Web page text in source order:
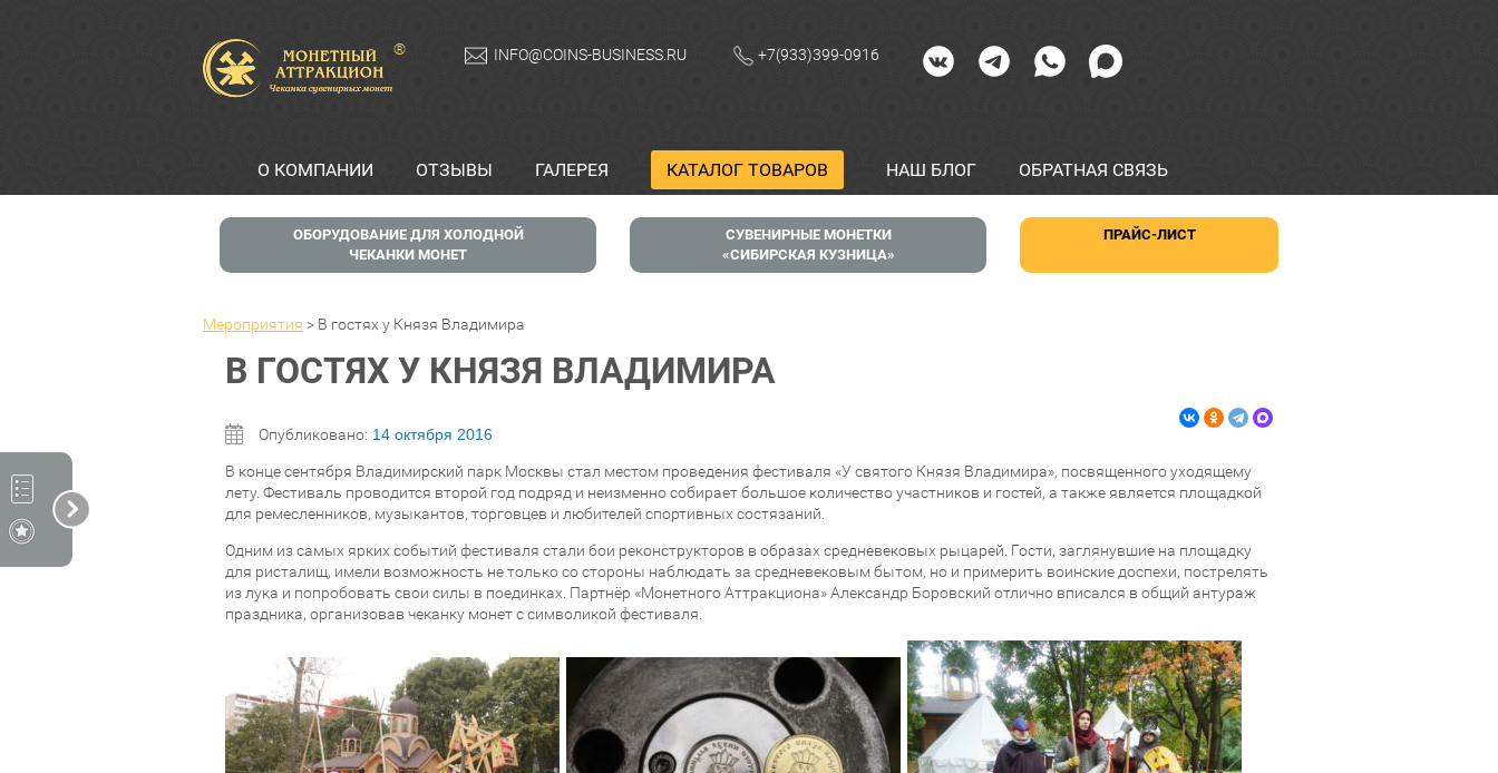
® INFO@COINS-BUSINESS.RU +7(933)399-0916
О КОМПАНИИ ОТЗЫВЫ ГАЛЕРЕЯ КАТАЛОГ ТОВАРОВ НАШ БЛОГ ОБРАТНАЯ СВЯЗЬ
ОБОРУДОВАНИЕ ДЛЯ ХОЛОДНОЙ
ЧЕКАНКИ МОНЕТ
СУВЕНИРНЫЕ МОНЕТКИ
СИБИРСКАЯ КУЗНИЦА
ПРАЙС-ЛИСТ
Мероприятия > В гостях у Князя Владимира
В ГОСТЯХ У КНЯЗЯ ВЛАДИМИРА
Опубликовано: 14 октября 2016
В конце сентября Владимирский парк Москвы стал местом проведения фестиваля «У святого Князя Владимира», посвященного уходящему
лету. Фестиваль проводится второй год подряд и неизменно собирает большое количество участников и гостей, а также является площадкой
для ремесленников, музыкантов, торговцев и любителей спортивных состязаний.
Одним из самых ярких событий фестиваля стали бои реконструкторов в образах средневековых рыцарей. Гости, заглянувшие на площадку
для ристалищ, имели возможность не только со стороны наблюдать за средневековым бытом, но и примерить воинские доспехи, пострелять
из лука и попробовать свои силы в поединках. Партнёр «Монетного Аттракциона» Александр Боровский отлично вписался в общий антураж
праздника, организовав чеканку монет с символикой фестиваля.